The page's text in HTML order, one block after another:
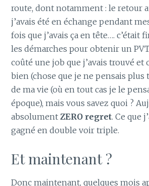
route, dont notamment : le retour
j’avais été en échange pendant
fois que j’avais ça en tête…. c’était
les démarches pour obtenir un PVT
coûté une job que j’avais trouvé et
bien (chose que je ne pensais plus
de ma vie (où en tout cas je le
époque), mais vous savez quoi ?
absolumentZERO regret. Ce que
gagné en double voir triple.
Et maintenant ?
Donc maintenant, quelques mois